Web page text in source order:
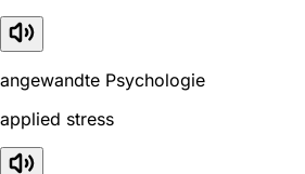
angewandte Psychologie
applied stress